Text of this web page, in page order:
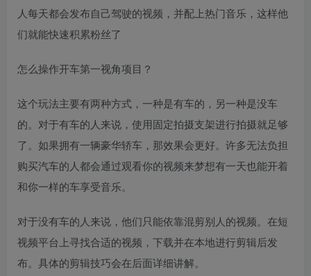
人每天都会发布自己驾驶的视频，并配上热门音乐，这样他
们就能快速积累粉丝了
怎么操作开车第一视角项目？
这个玩法主要有两种方式，一种是有车的，另一种是没车
的。对于有车的人来说，使用固定拍摄支架进行拍摄就足够
了。如果拥有一辆豪华轿车，那效果会更好。许多无法负担
购买汽车的人都会通过观看你的视频来梦想有一天也能开着
和你一样的车享受音乐。
对于没有车的人来说，他们只能依靠混剪别人的视频。在短
视频平台上寻找合适的视频，下载并在本地进行剪辑后发
布。具体的剪辑技巧会在后面详细讲解。